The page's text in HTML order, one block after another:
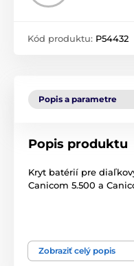
Kód produktu: P54432
Popis a parametre
Popis produktu
Kryt batérií pre
Canicom 5.500 a
príslušenstvom
kupujete
Zobraziť celý popis